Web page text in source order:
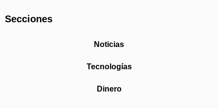
Secciones
Noticias
Tecnologías
Dinero